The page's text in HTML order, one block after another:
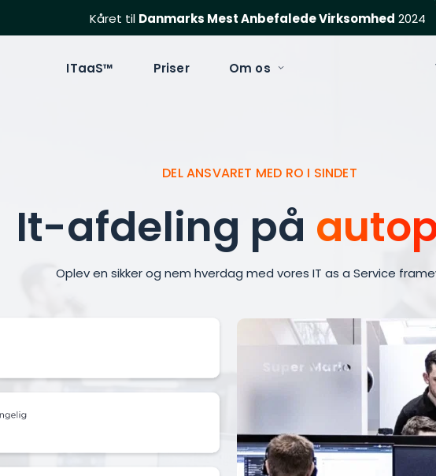
Kåret til Danmarks Mest Anbefalede Virksomhed 2024
ITaaS™ Priser Om os
DEL ANSVARET MED RO I SINDET
It-afdeling på
Oplev en sikker og nem hverdag med vores IT as a Service